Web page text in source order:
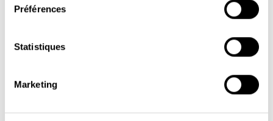
Préférences
Statistiques
Marketing
+
−